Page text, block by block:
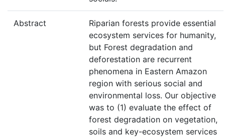
Abstract
Riparian forests provide essential
ecosystem services for humanity,
but Forest degradation and
deforestation are recurrent
phenomena in Eastern Amazon
region with serious social and
environmental loss. Our objective
was to (1) evaluate the effect of
forest degradation on vegetation,
soils and key-ecosystem services